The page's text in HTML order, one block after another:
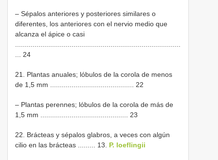
– Sépalos anteriores y posteriores similares o
diferentes, los anteriores con el nervio medio que
alcanza el ápice o casi
... 24
21. Plantas anuales; lóbulos de la corola de menos
de 1,5 mm ........................................... 22
– Plantas perennes; lóbulos de la corola de más de
1,5 mm ............................................. 23
22. Brácteas y sépalos glabros, a veces con algún
cilio en las brácteas ......... 13. P. loeflingii